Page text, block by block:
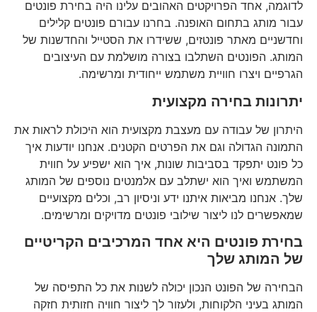
לדוגמה, אחד הפרויקטים האהובים עלינו היה בחירת פונטים
עבור מותג בתחום האופנה. בחרנו עבורם פונטים קלילים
וחדשניים מאתר פונטזים, ששידרו את הסטייל והחדשנות של
המותג. הפונטים השתלבו בצורה מושלמת עם העיצובים
הגרפיים ויצרו חוויית משתמש ייחודית ומרשימה.
יתרונות בחירה מקצועית
היתרון של עבודה עם מעצבת מקצועית הוא היכולת לראות את
התמונה הגדולה וגם את הפרטים הקטנים. אנחנו יודעות איך
כל פונט יתפקד בסביבות שונות, איך הוא ישפיע על חווית
המשתמש ואיך הוא ישתלב עם אלמנטים נוספים של המותג
שלך. אנחנו מביאות איתנו ידע וניסיון רב, וכלים מקצועיים
שמאפשרים לנו ליצור שילובי פונטים מדויקים ומרשימים.
בחירת פונטים היא אחד המרכיבים הקריטיים
של המותג שלך
הבחירה של הפונט הנכון יכולה לשנות את כל התפיסה של
המותג בעיני הלקוחות, ולעזור לך ליצור חוויה חזותית חזקה